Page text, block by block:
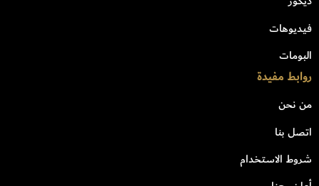
فيديوهات
البومات
روابط مفيدة
من نحن
اتصل بنا
شروط الاستخدام